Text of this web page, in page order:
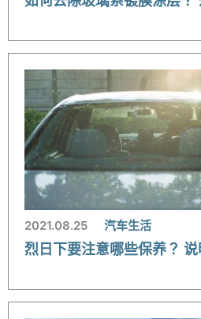
2021.08.25 汽车生活
烈日下要注意哪些保养？